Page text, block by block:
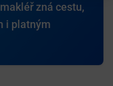
zná cestu,
i platným